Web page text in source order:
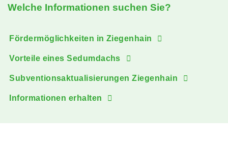
Welche Informationen suchen Sie?
Fördermöglichkeiten in Ziegenhain
Vorteile eines Sedumdachs
Subventionsaktualisierungen Ziegenhain
Informationen erhalten